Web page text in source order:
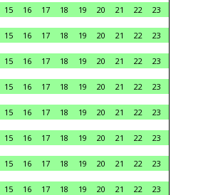
15 16 17 18 19 20 21 22 23
15 16 17 18 19 20 21 22 23
15 16 17 18 19 20 21 22 23
15 16 17 18 19 20 21 22 23
15 16 17 18 19 20 21 22 23
15 16 17 18 19 20 21 22 23
15 16 17 18 19 20 21 22 23
15 16 17 18 19 20 21 22 23